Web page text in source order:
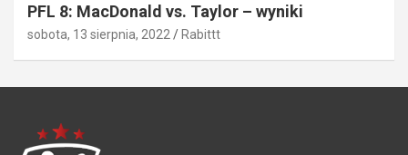
PFL 8: MacDonald vs. Taylor – wyniki
sobota, 13 sierpnia, 2022 Rabittt